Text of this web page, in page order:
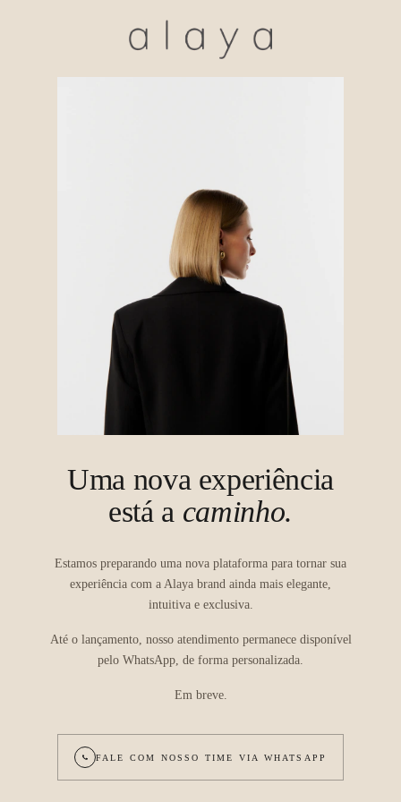
Uma nova experiência
está a caminho.
Estamos preparando uma nova plataforma para tornar sua
experiência com a Alaya brand ainda mais elegante,
intuitiva e exclusiva.
Até o lançamento, nosso atendimento permanece disponível
pelo WhatsApp, de forma personalizada.
Em breve.
FALE COM NOSSO TIME VIA WHATSAPP